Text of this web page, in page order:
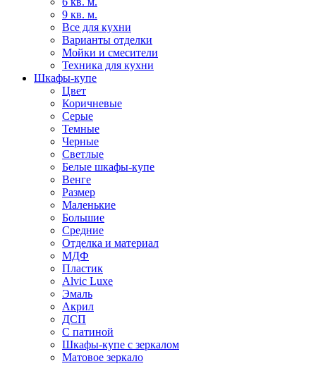
9 кв. м.
Все для кухни
Варианты отделки
Мойки и смесители
Техника для кухни
Шкафы-купе
Цвет
Коричневые
Серые
Темные
Черные
Светлые
Белые шкафы-купе
Венге
Размер
Маленькие
Большие
Средние
Отделка и материал
МДФ
Пластик
Alvic Luxe
Эмаль
Акрил
ДСП
С патиной
Шкафы-купе с зеркалом
Матовое зеркало